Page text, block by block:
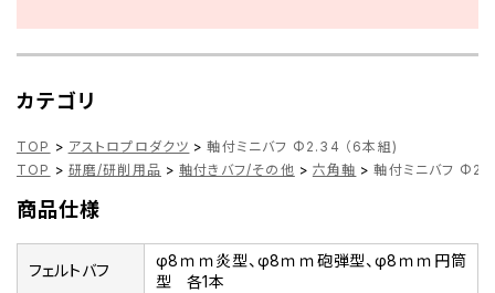
カテゴリ
TOP > アストロプロダクツ > 軸付ミニバフ Φ2.34 （6本組)
TOP > 研磨/研削用品 > 軸付きバフ/その他 > 六角軸 > 軸付ミニバフ
商品仕様
フェルトバフ
φ8ｍｍ炎型、φ8ｍｍ砲弾型、φ8ｍｍ円筒
型 各1本